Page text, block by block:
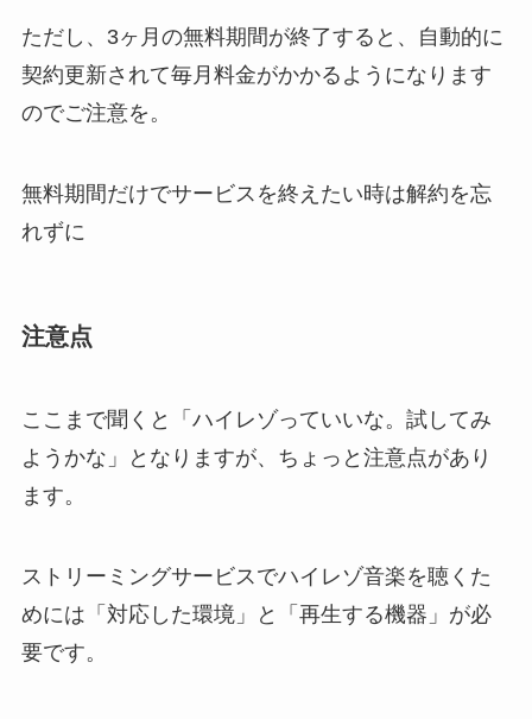
ただし、3ヶ月の無料期間が終了すると、自動的に
契約更新されて毎月料金がかかるようになります
のでご注意を。
無料期間だけでサービスを終えたい時は解約を忘
れずに
注意点
ここまで聞くと「ハイレゾっていいな。試してみ
ようかな」となりますが、ちょっと注意点があり
ます。
ストリーミングサービスでハイレゾ音楽を聴くた
めには「対応した環境」と「再生する機器」が必
要です。